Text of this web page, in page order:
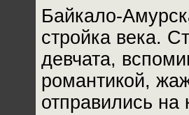
Байкало-
стройка века.
девчата,
романтикой,
отправились